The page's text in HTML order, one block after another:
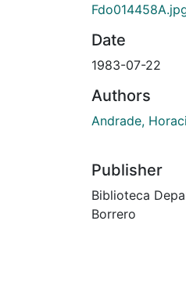
Date
1983-07-22
Authors
Andrade,
Publisher
Biblioteca
Borrero